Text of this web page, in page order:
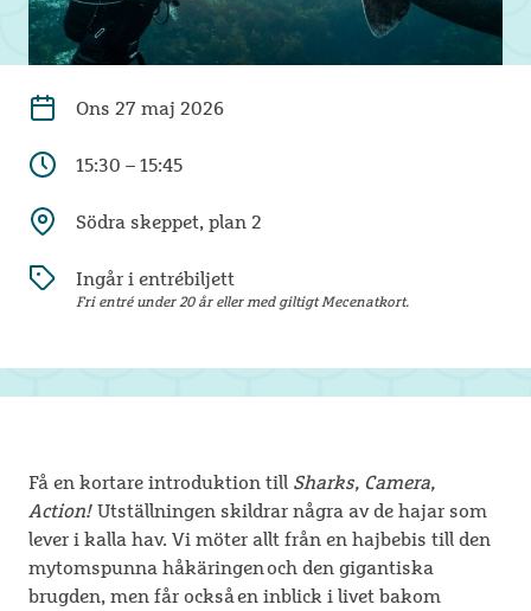
Ons 27 maj 2026
15:30 – 15:45
Södra skeppet, plan 2
Ingår i entrébiljett
Fri entré under 20 år eller med giltigt Mecenatkort.
Få en kortare introduktion till Sharks, Camera,
Action!Utställningen skildrar några av de hajar som
lever i kalla hav. Vi möter allt från en hajbebis till den
mytomspunna håkäringen och den gigantiska
brugden, men får också en inblick i livet bakom